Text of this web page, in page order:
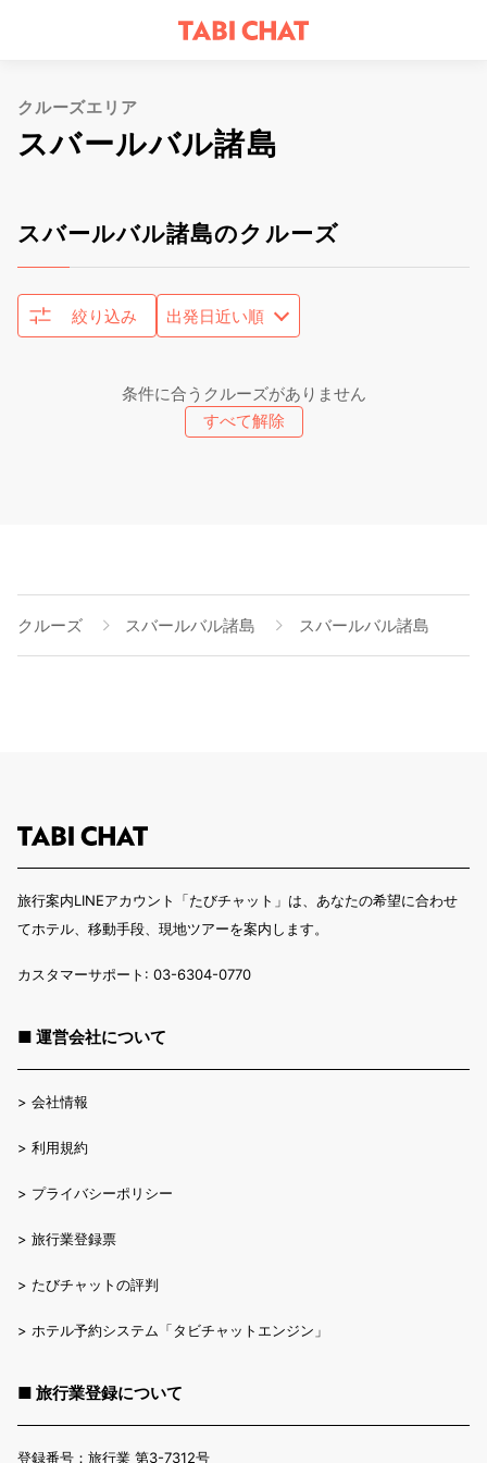
クルーズエリア
スバールバル諸島
スバールバル諸島のクルーズ
絞り込み
条件に合うクルーズがありません
すべて解除
クルーズ スバールバル諸島 スバールバル諸島
旅行案内LINEアカウント「たびチャット」は、あなたの希望に合わせ
てホテル、移動手段、現地ツアーを案内します。
カスタマーサポート: 03-6304-0770
■ 運営会社について
> 会社情報
> 利用規約
> プライバシーポリシー
> 旅行業登録票
> たびチャットの評判
> ホテル予約システム「タビチャットエンジン」
■ 旅行業登録について
登録番号：旅行業 第3-7312号